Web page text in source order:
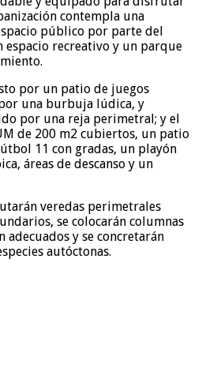
contempla una
público por parte del
espacio recreativo y un parque
por un patio de juegos
una burbuja lúdica, y
por una reja perimetral; y el
de 200 m2 cubiertos, un patio
11 con gradas, un playón
áreas de descanso y un
veredas perimetrales
se colocarán columnas
y se concretarán
autóctonas.